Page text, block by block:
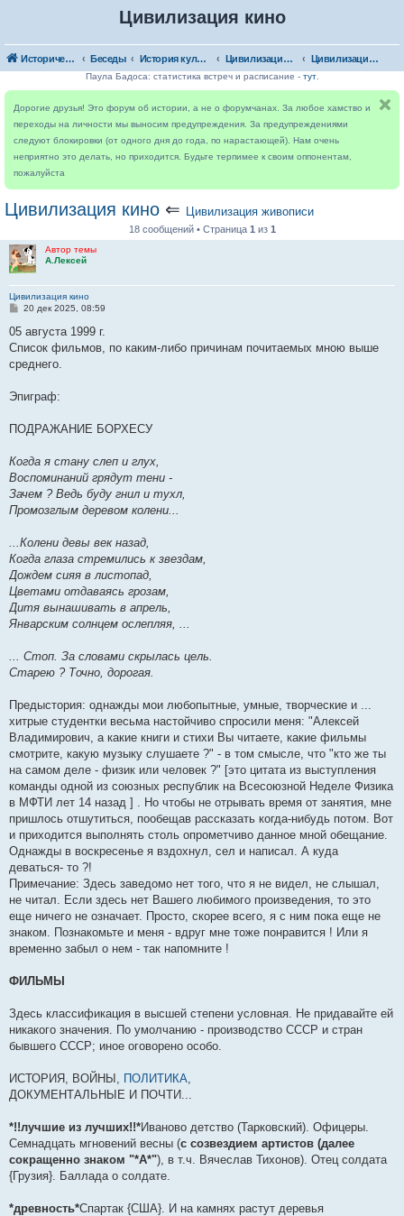
Цивилизация кино
Исторический форум Беседы История культуры и искусства Цивилизация живописи Цивилизация кино
Паула Бадоса: статистика встреч и расписание - тут.
Дорогие друзья! Это форум об истории, а не о форумчанах. За любое хамство и
переходы на личности мы выносим предупреждения. За предупреждениями
следуют блокировки (от одного дня до года, по нарастающей). Нам очень
неприятно это делать, но приходится. Будьте терпимее к своим оппонентам,
пожалуйста
Цивилизация кино ⇐ Цивилизация живописи
18 сообщений • Страница 1 из 1
Автор темы
А.Лексей
Цивилизация кино
С
о
щ
е
е
20 дек 2025, 08:59
05 августа 1999 г.
Список фильмов, по каким-либо причинам почитаемых мною выше
среднего.
Эпиграф:
ПОДРАЖАНИЕ БОРХЕСУ
Когда я стану слеп и глух,
Воспоминаний грядут тени -
Зачем ? Ведь буду гнил и тухл,
Промозглым деревом колени...
...Колени девы век назад,
Когда глаза стремились к звездам,
Дождем сияя в листопад,
Цветами отдаваясь грозам,
Дитя вынашивать в апрель,
Январским солнцем ослепляя, ...
... Стоп. За словами скрылась цель.
Старею ? Точно, дорогая.
Предыстория: однажды мои любопытные, умные, творческие и ...
хитрые студентки весьма настойчиво спросили меня: "Алексей
Владимирович, а какие книги и стихи Вы читаете, какие фильмы
смотрите, какую музыку слушаете ?" - в том смысле, что "кто же ты
на самом деле - физик или человек ?" [это цитата из выступления
команды одной из союзных республик на Всесоюзной Неделе Физика
в МФТИ лет 14 назад ] . Но чтобы не отрывать время от занятия, мне
пришлось отшутиться, пообещав рассказать когда-нибудь потом. Вот
и приходится выполнять столь опрометчиво данное мной обещание.
Однажды в воскресенье я вздохнул, сел и написал. А куда
деваться- то ?!
Примечание: Здесь заведомо нет того, что я не видел, не слышал,
не читал. Если здесь нет Вашего любимого произведения, то это
еще ничего не означает. Просто, скорее всего, я с ним пока еще не
знаком. Познакомьте и меня - вдруг мне тоже понравится ! Или я
временно забыл о нем - так напомните !
ФИЛЬМЫ
Здесь классификация в высшей степени условная. Не придавайте ей
никакого значения. По умолчанию - производство СССР и стран
бывшего СССР; иное оговорено особо.
ИСТОРИЯ, ВОЙНЫ, ПОЛИТИКА,
ДОКУМЕНТАЛЬНЫЕ И ПОЧТИ...
*!!лучшие из лучших!!*Иваново детство (Тарковский). Офицеры.
Семнадцать мгновений весны (с созвездием артистов (далее
сокращенно знаком "*А*"), в т.ч. Вячеслав Тихонов). Отец солдата
{Грузия}. Баллада о солдате.
*древность*Спартак {США}. И на камнях растут деревья